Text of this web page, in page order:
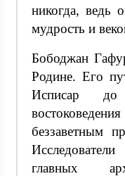
никогда, ведь
мудрость и
Бободжан
Родине. Его
Исписар до
беззаветным
главных